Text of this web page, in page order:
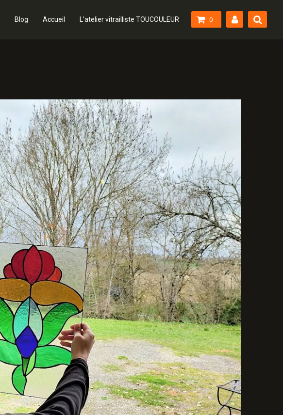
Blog Accueil L'atelier vitrailliste TOUCOULEUR 0